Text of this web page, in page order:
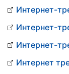
Интернет-
Интернет-
Интернет-
Интернет